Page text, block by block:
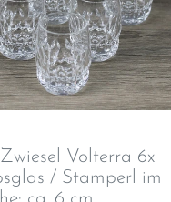
Volterra 6x
/ Stamperl im